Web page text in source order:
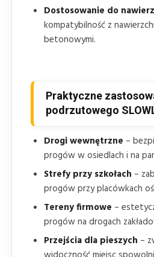
Dostosowanie do
kompatybilność z
betonowymi.
Praktyczne
podrzutowego
Drogi wewnętrzne –
progów w osiedlach i na
Strefy przy szkołach –
progów przy placówkach
Tereny firmowe –
progów na drogach
Przejścia dla pieszych –